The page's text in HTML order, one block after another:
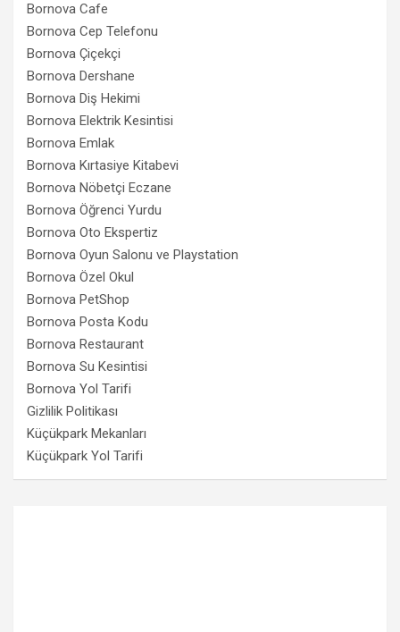
Bornova Cafe
Bornova Cep Telefonu
Bornova Çiçekçi
Bornova Dershane
Bornova Diş Hekimi
Bornova Elektrik Kesintisi
Bornova Emlak
Bornova Kırtasiye Kitabevi
Bornova Nöbetçi Eczane
Bornova Öğrenci Yurdu
Bornova Oto Ekspertiz
Bornova Oyun Salonu ve Playstation
Bornova Özel Okul
Bornova PetShop
Bornova Posta Kodu
Bornova Restaurant
Bornova Su Kesintisi
Bornova Yol Tarifi
Gizlilik Politikası
Küçükpark Mekanları
Küçükpark Yol Tarifi